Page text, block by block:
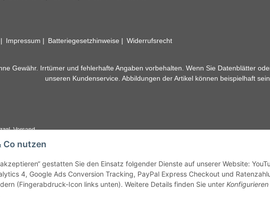
Co nutzen
gestatten Sie den Einsatz folgender Dienste auf unserer Website:
4, Google Ads Conversion Tracking, PayPal Express Checkout und
(Fingerabdruck-Icon links unten). Weitere Details finden Sie unter Konfigurieren
Impressum Batteriegesetzhinweise Widerrufsrecht
Gewähr. Irrtümer und fehlerhafte Angaben vorbehalten. Wenn Sie Datenblätter
unseren Kundenservice. Abbildungen der Artikel können beispielhaft
Versand